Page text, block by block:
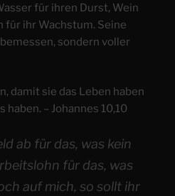
für ihren Durst, Wein
für ihr Wachstum. Seine
sondern voller
damit sie das Leben haben
haben. – Johannes 10,10
ab für das, was kein
für das, was
auf mich, so sollt ihr